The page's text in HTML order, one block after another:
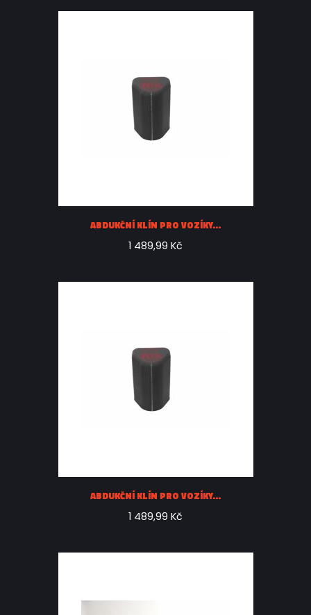
ABDUKČNÍ KLÍN PRO VOZÍKY...
1 489,99 Kč
ABDUKČNÍ KLÍN PRO VOZÍKY...
1 489,99 Kč